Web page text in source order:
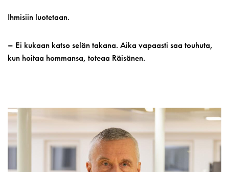
Ihmisiin luotetaan.
– Ei kukaan katso selän takana. Aika vapaasti saa touhuta,
kun hoitaa hommansa, toteaa Räisänen.